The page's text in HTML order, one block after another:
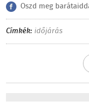
Oszd meg
Címkék: időjárás